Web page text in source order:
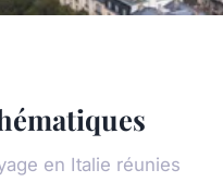
en Italie réunies